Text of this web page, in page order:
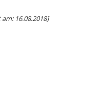
16.08.2018]